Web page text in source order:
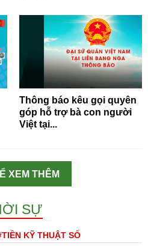
Thông báo kêu gọi quyên
góp hỗ trợ bà con người
Việt tại...
XEM THÊM
SỰ
KỸ THUẬT SỐ